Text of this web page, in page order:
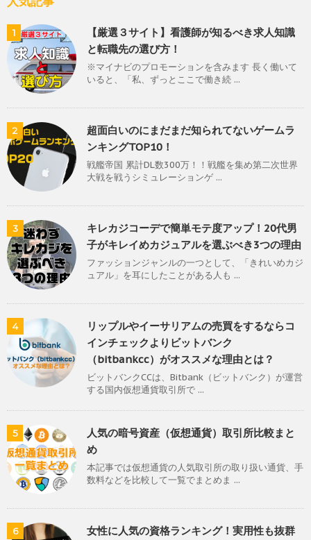
1
【厳選３サイト】看護師が知るべき求人知識
と転職先の選び方！
※マイナビのプロモーションを含みます 長く働いて
いると、「私、ずっとここで働き続 ...
2
超面白いのにまだまだ知られてないゲームラ
ンキングTOP10！
戦艦帝国 累計DL数300万！！戦艦を集め第二次世界
大戦を戦うシミュレーションゲ ...
3
キレカジコーデで簡単モテ度アップ！20代男
子がキレイめカジュアルを選ぶべき3つの理由
ファッションジャンルの一つとして、「きれいめカジ
ュアル」を耳にしたことがある人も ...
4
リップルやイーサリアムの売買をするならコ
インチェックよりビットバンク
（bitbankcc）がオススメな理由とは？
ビットバンクCCは、Bitbank（ビットバンク）が運営
する国内仮想通貨取引所で ...
5
人気の暗号資産（仮想通貨）取引所比較まと
め
本記事では仮想通貨の人気取引所の取り扱い通貨、手
数料などを比較して一覧でまとめま ...
6
女性に人気の資格ランキング！実用性も抜群